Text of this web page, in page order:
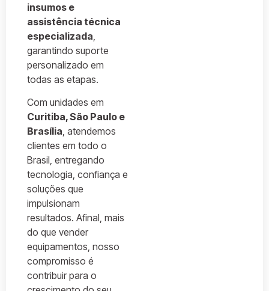
insumos e
assistência técnica
especializada,
garantindo suporte
personalizado em
todas as etapas.
Com unidades em
Curitiba, São Paulo e
Brasília, atendemos
clientes em todo o
Brasil, entregando
tecnologia, confiança e
soluções que
impulsionam
resultados. Afinal, mais
do que vender
equipamentos, nosso
compromisso é
contribuir para o